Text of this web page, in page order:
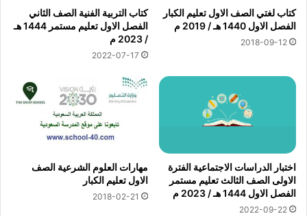
كتاب لغتي الصف الاول تعليم الكبار
الفصل الاول 1440 هـ / 2019 م
2018-09-12
كتاب التربية الفنية الصف الثاني
الفصل الاول تعليم مستمر 1444 هـ
/ 2023 م
2022-07-17
اختبار الدراسات الاجتماعية الفترة
الاولى الصف الثالث تعليم مستمر
الفصل الاول 1444 هـ / 2023 م
2022-09-22
مهارات العلوم الشرعية الصف
الاول تعليم الكبار
2018-02-21